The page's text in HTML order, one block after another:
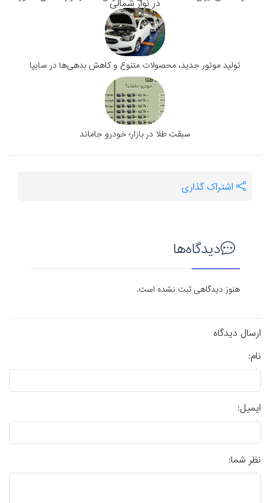
تولید موتور جدید، محصولات متنوع و کاهش بدهی‌ها در سایپا
سبقت طلا در بازار؛ خودرو جاماند
اشتراک گذاری
دیدگاه‌ها
هنوز دیدگاهی ثبت نشده است.
ارسال دیدگاه
نام:
ایمیل:
نظر شما: